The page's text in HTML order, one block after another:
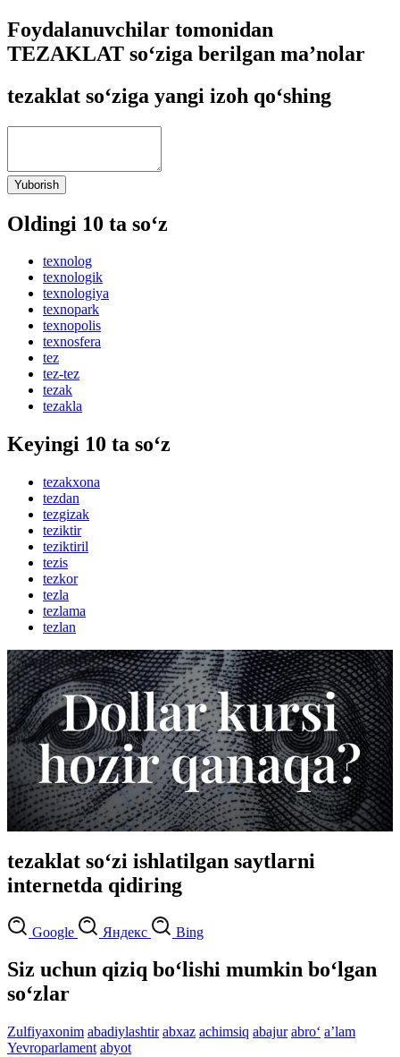
Foydalanuvchilar tomonidan
TEZAKLAT so‘ziga berilgan ma’nolar
tezaklat so‘ziga yangi izoh qo‘shing
Yuborish
Oldingi 10 ta so‘z
texnolog
texnologik
texnologiya
texnopark
texnopolis
texnosfera
tez
tez-tez
tezak
tezakla
Keyingi 10 ta so‘z
tezakxona
tezdan
tezgizak
teziktir
teziktiril
tezis
tezkor
tezla
tezlama
tezlan
tezaklat so‘zi ishlatilgan saytlarni
internetda qidiring
Google Яндекс Bing
Siz uchun qiziq bo‘lishi mumkin bo‘lgan
so‘zlar
Zulfiyaxonim abadiylashtir abxaz achimsiq abajur abro‘ aʼlam
Yevroparlament abyot